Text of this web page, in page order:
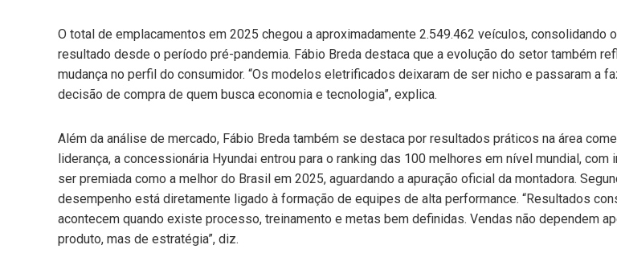
O total de emplacamentos em 2025 chegou a aproximadamente 2.549.462 veículos, consolidando
resultado desde o período pré-pandemia. Fábio Breda destaca que a evolução do setor também
mudança no perfil do consumidor. “Os modelos eletrificados deixaram de ser nicho e passaram a
decisão de compra de quem busca economia e tecnologia”, explica.
Além da análise de mercado, Fábio Breda também se destaca por resultados práticos na área
liderança, a concessionária Hyundai entrou para o ranking das 100 melhores em nível mundial, com
ser premiada como a melhor do Brasil em 2025, aguardando a apuração oficial da montadora.
desempenho está diretamente ligado à formação de equipes de alta performance. “Resultados
acontecem quando existe processo, treinamento e metas bem definidas. Vendas não dependem
produto, mas de estratégia”, diz.